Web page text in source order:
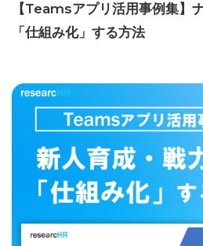
【Teamsアプリ活用事例集】
「仕組み化」する方法